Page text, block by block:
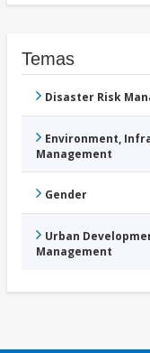
Temas
Disaster Risk
Environment,
Management
Gender
Urban
Management